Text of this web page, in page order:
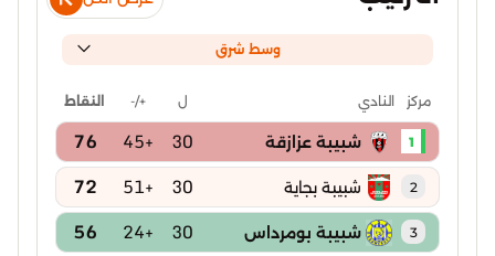
وسط شرق
مركز النادي ل +/- النقاط
1 شبيبة عزازقة 30
+45
76
2 شبيبة بجاية 30
+51
72
3 شبيبة بومرداس 30
+24
56